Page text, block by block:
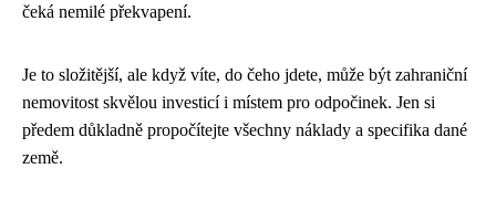
čeká nemilé překvapení.
Je to složitější, ale když víte, do čeho jdete, může být zahraniční
nemovitost skvělou investicí i místem pro odpočinek. Jen si
předem důkladně propočítejte všechny náklady a specifika dané
země.